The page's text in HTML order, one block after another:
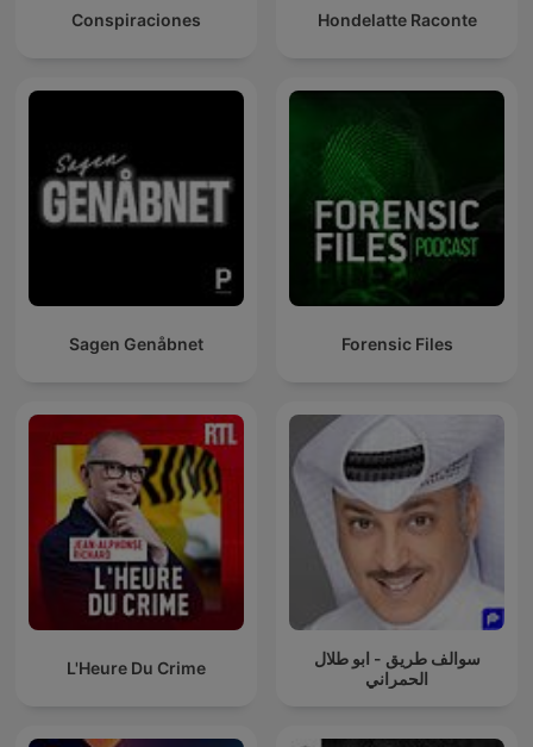
Conspiraciones Hondelatte Raconte
Sagen Genåbnet Forensic Files
L'Heure Du Crime
سوالف طريق - ابو طلال
الحمراني